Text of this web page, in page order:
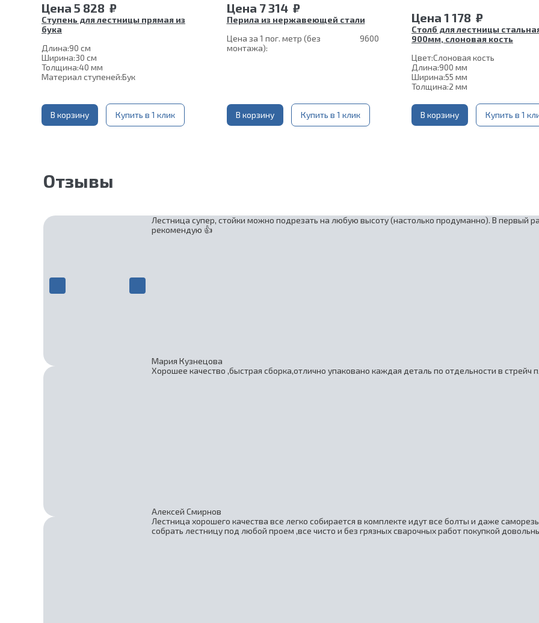
Цена 5 828 ₽
Ступень для лестницы прямая из
бука
Длина:90 см
Ширина:30 см
Толщина:40 мм
Материал ступеней:Бук
В корзину Купить в 1 клик
Цена 7 314 ₽
Перила из нержавеющей стали
Цена за 1 пог. метр (без
монтажа):
9600
В корзину Купить в 1 клик
Цена 1 178 ₽
Столб для лестницы
900мм, слоновая кость
Цвет:Слоновая кость
Длина:900 мм
Ширина:55 мм
Толщина:2 мм
В корзину Купить в 1
Отзывы
Лестница супер, стойки можно подрезать на любую высоту (настолько продуманно). В первый
рекомендую 👍
Мария Кузнецова
Хорошее качество ,быстрая сборка,отлично упаковано каждая деталь по отдельности в стрейч
Алексей Смирнов
Лестница хорошего качества все легко собирается в комплекте идут все болты и даже
собрать лестницу под любой проем ,все чисто и без грязных сварочных работ покупкой